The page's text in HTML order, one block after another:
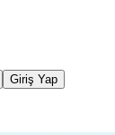
Giriş Yap